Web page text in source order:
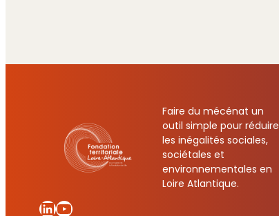
Faire du mécénat un
outil simple pour réduire
les inégalités sociales,
sociétales et
environnementales en
Loire Atlantique.
LinkedIn
YouTube